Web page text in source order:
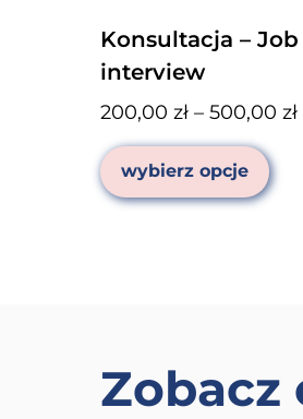
Konsultacja – Job
interview
200,00 zł – 500,00 zł
wybierz opcje
Ten
na
Zobacz